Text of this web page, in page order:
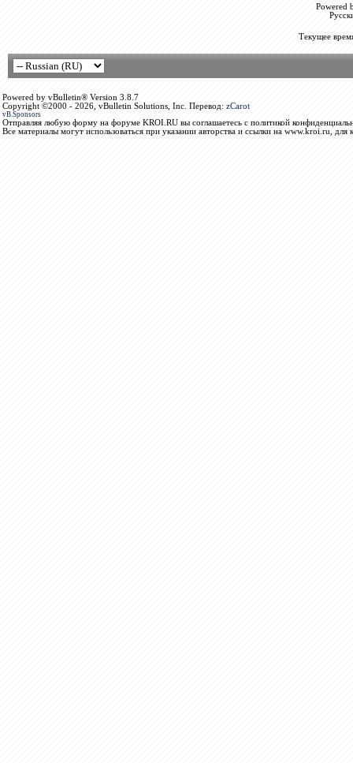
Powered
Текущее
Powered by vBulletin® Version 3.8.7
Copyright ©2000 - 2026, vBulletin Solutions, Inc. Перевод: zCarot
vB.Sponsors
Отправляя любую форму на форуме KROI.RU вы соглашаетесь с политикой
Все материалы могут использоваться при указании авторства и ссылки на www.kroi.ru, для